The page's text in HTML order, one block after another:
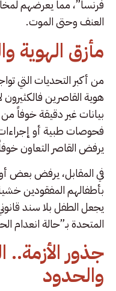
فرنسا”، مما يعرضهم
العنف وحتى الموت.
مأزق الهوية
من أكبر التحديات التي
هوية القاصرين
بيانات غير دقيقة خوفاً
فحوصات طبية أو
يرفض القاصر التعاون
في المقابل، يرفض بعض
بأطفالهم المفقودين
يجعل الطفل بلا سند
المتحدة بـ”حالة انعدام
جذور الأزمة..
والحدود